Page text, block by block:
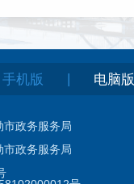
手机版 电脑版
市政务服务局
市政务服务局